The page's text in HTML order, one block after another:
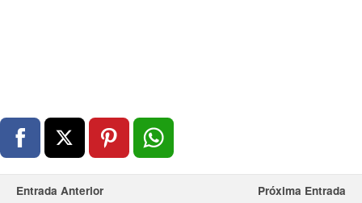
Entrada Anterior Próxima Entrada